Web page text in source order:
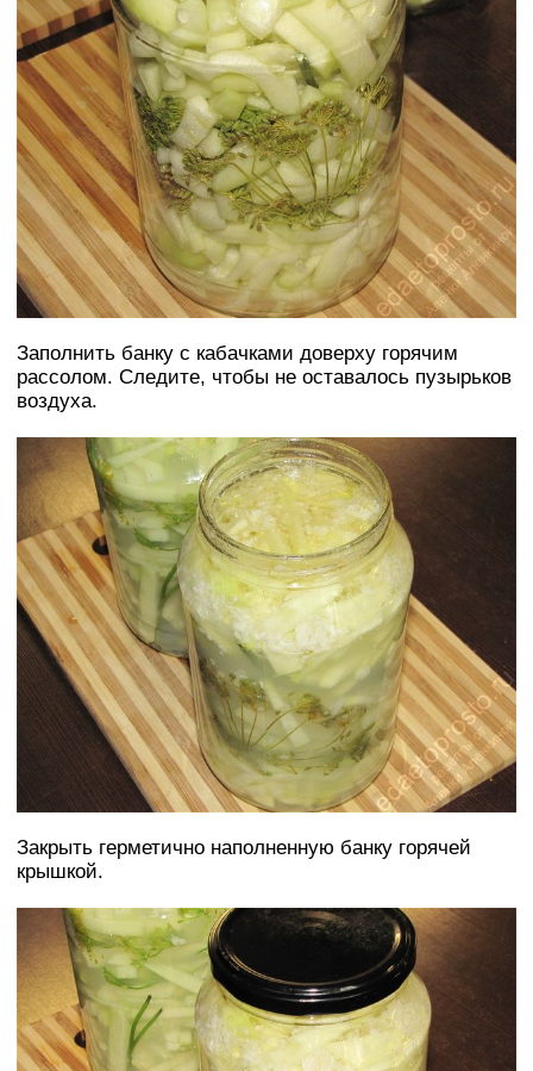
Заполнить банку с кабачками доверху горячим
рассолом. Следите, чтобы не оставалось пузырьков
воздуха.
Закрыть герметично наполненную банку горячей
крышкой.